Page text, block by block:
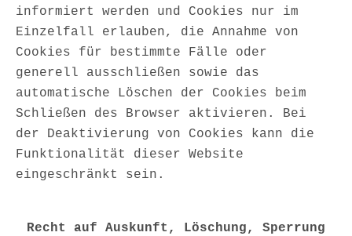
informiert werden und Cookies nur im
Einzelfall erlauben, die Annahme von
Cookies für bestimmte Fälle oder
generell ausschließen sowie das
automatische Löschen der Cookies beim
Schließen des Browser aktivieren. Bei
der Deaktivierung von Cookies kann die
Funktionalität dieser Website
eingeschränkt sein.
Recht auf Auskunft, Löschung, Sperrung